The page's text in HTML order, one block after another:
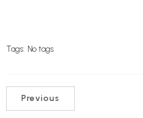
Tags: No tags
Previous